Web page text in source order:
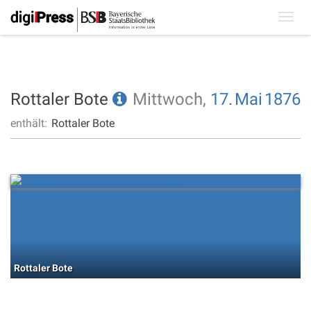
Rottaler Bote Mittwoch, 17. Mai 1876
enthält: Rottaler Bote
Rottaler Bote